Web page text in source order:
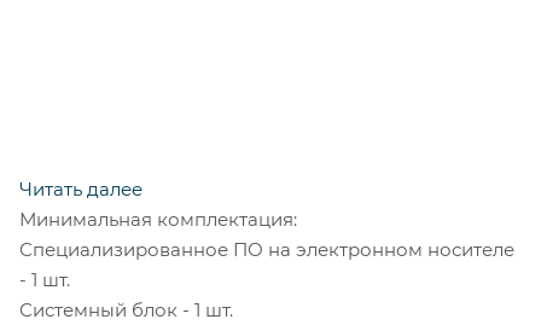
Читать далее
Минимальная комплектация:
Специализированное ПО на электронном носителе
- 1 шт.
Системный блок - 1 шт.